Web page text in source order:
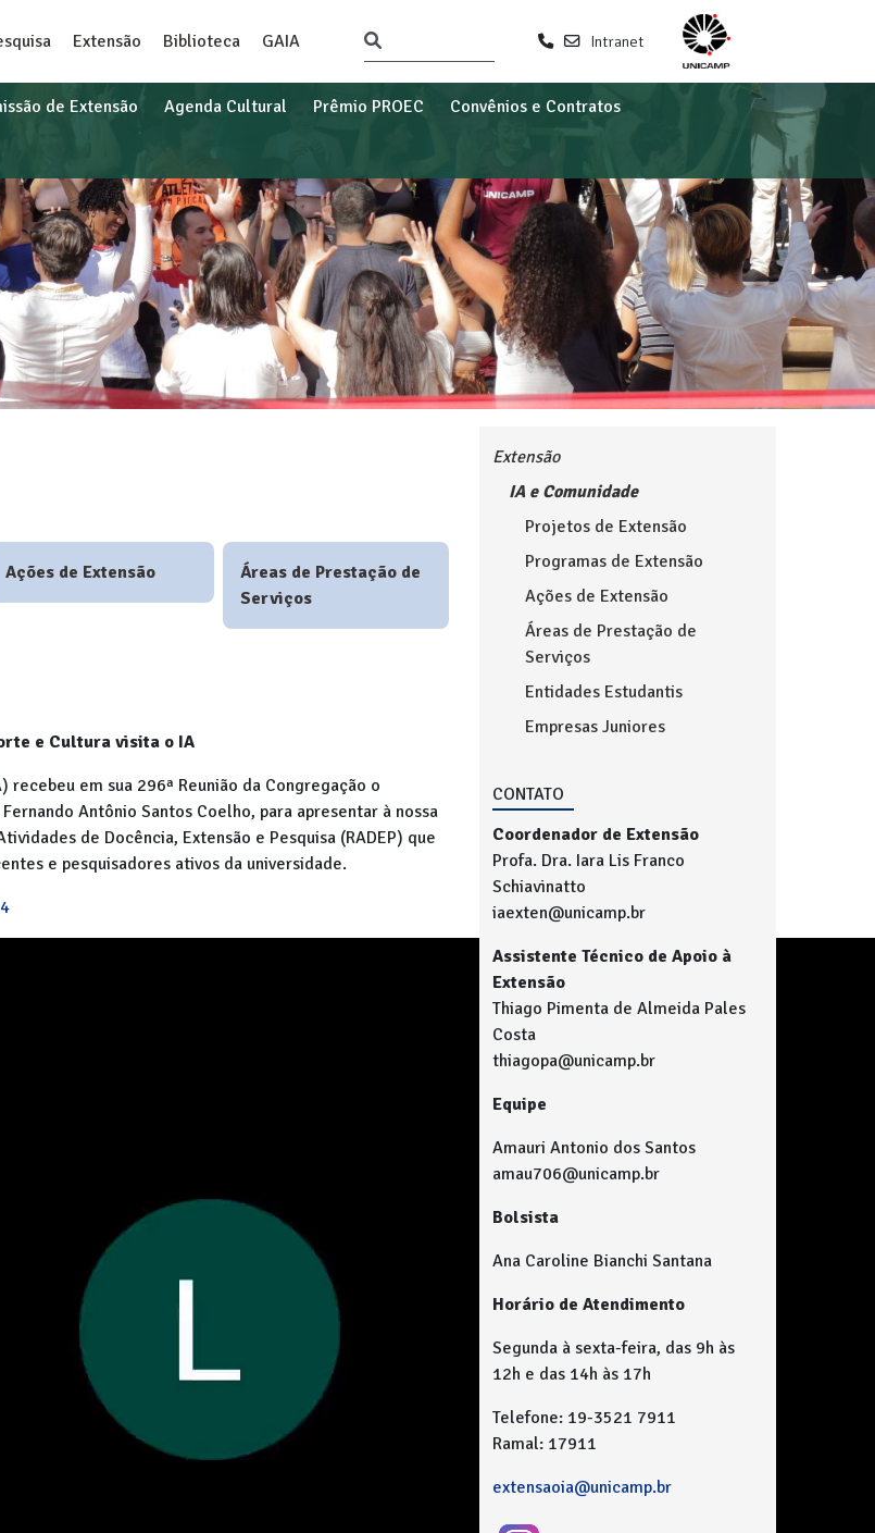
Extensão Biblioteca GAIA Intranet
de Extensão Agenda Cultural Prêmio PROEC Convênios e Contratos
Ações de Extensão
Áreas de Prestação de
Serviços
e Cultura visita o IA
em sua 296ª Reunião da Congregação o
Antônio Santos Coelho, para apresentar à nossa
de Docência, Extensão e Pesquisa (RADEP) que
e pesquisadores ativos da universidade.
Extensão
IA e Comunidade
Projetos de Extensão
Programas de Extensão
Ações de Extensão
Áreas de Prestação de
Serviços
Entidades Estudantis
Empresas Juniores
CONTATO
Coordenador de Extensão
Profa. Dra. Iara Lis Franco
Schiavinatto
iaexten@unicamp.br
Assistente Técnico de Apoio à
Extensão
Thiago Pimenta de Almeida Pales
Costa
thiagopa@unicamp.br
Equipe
Amauri Antonio dos Santos
amau706@unicamp.br
Bolsista
Ana Caroline Bianchi Santana
Horário de Atendimento
Segunda à sexta-feira, das 9h às
12h e das 14h às 17h
Telefone: 19-3521 7911
Ramal: 17911
extensaoia@unicamp.br